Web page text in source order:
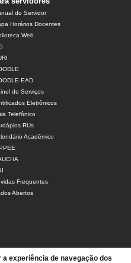
do Servidor
Horários Docentes
Web
EAD
de Serviços
Eletrônicos
Telefônico
RUs
Acadêmico
Frequentes
Abertos
experiência de navegação dos